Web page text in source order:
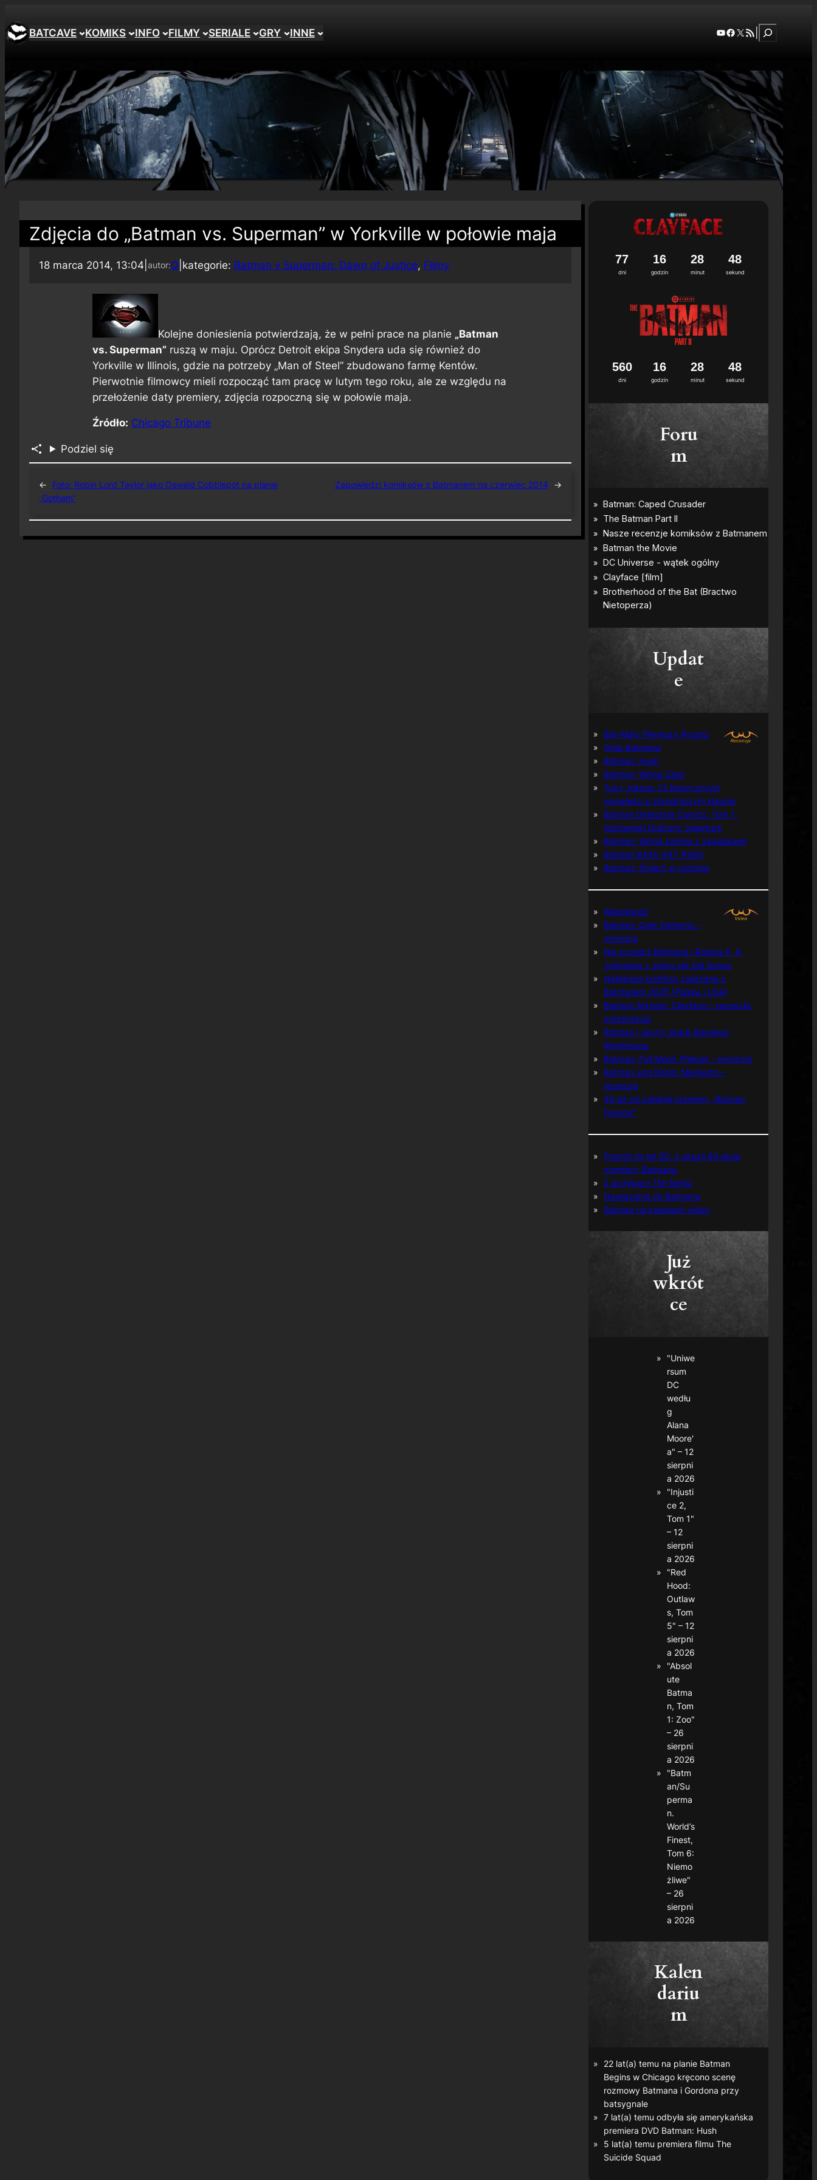
BATCAVE KOMIKS INFO FILMY SERIALE GRY INNE YouTube
Facebook
X RSS FeedSzukaj
Zdjęcia do „Batman vs. Superman” w Yorkville w połowie maja
18 marca 2014, 13:04 autor:Q kategorie: Batman v Superman: Dawn of Justice, Filmy
Kolejne doniesienia potwierdzają, że w pełni prace na planie „Batman
vs. Superman” ruszą w maju. Oprócz Detroit ekipa Snydera uda się również do
Yorkville w Illinois, gdzie na potrzeby „Man of Steel” zbudowano farmę Kentów.
Pierwotnie filmowcy mieli rozpocząć tam pracę w lutym tego roku, ale ze względu na
przełożenie daty premiery, zdjęcia rozpoczną się w połowie maja.
Źródło: Chicago Tribune
Podziel się
←
Foto: Robin Lord Taylor jako Oswald Cobblepot na planie
„Gotham”
Zapowiedzi komiksów z Batmanem na czerwiec 2014 →
dni
77
godzin
16
minut
28
sekund
47
dni
560
godzin
16
minut
28
sekund
47
Foru
m
Updat
e
Bat-Man: Pierwszy Rycerz
Grób Batmana
Batman: Hush
Batman: Wojna Cieni
Tuzy Jokera: 13 klasycznych
opowieści o zbrodniczym klaunie
Batman Detective Comics, Tom 1:
Gothamski Nokturn: Uwertura
Batman: Wojna żartów z zagadkami
Batman #445-447, #480
Batman: Śmierć w rodzinie
Wątpliwość
Batman: Dark Patterns –
recenzja
Nie prześpij Batmana i Robina P. K.
Johnsona + zimny jak lód bonus
Najlepsze komiksy związane z
Batmanem 2025 (Polska i USA)
Batman Arkham: Clayface – recenzja,
prezentacja
Batman i ukryty skarb Berniego
Wrightsona
Batman: Full Moon (Pełnia) – recenzja
Batman and Robin: Memento –
recenzja
30 lat od polskiej premiery „Batman
Forever”
Powrót do lat 60. z okazji 60-lecia
premiery Batmana
Z archiwum TM-Semic
Nawiązania do Batmana
Batman na kasetach video
Już
wkrót
ce
"Uniwe
rsum
DC
wedłu
g
Alana
Moore'
a" – 12
sierpni
a 2026
"Injusti
ce 2,
Tom 1"
– 12
sierpni
a 2026
"Red
Hood:
Outlaw
s, Tom
5" – 12
sierpni
a 2026
"Absol
ute
Batma
n, Tom
1: Zoo"
– 26
sierpni
a 2026
"Batm
an/Su
perma
n.
World’s
Finest,
Tom 6:
Niemo
żliwe"
– 26
sierpni
a 2026
Kalen
dariu
m
22 lat(a) temu na planie Batman
Begins w Chicago kręcono scenę
rozmowy Batmana i Gordona przy
batsygnale
7 lat(a) temu odbyła się amerykańska
premiera DVD Batman: Hush
5 lat(a) temu premiera filmuThe
Suicide Squad